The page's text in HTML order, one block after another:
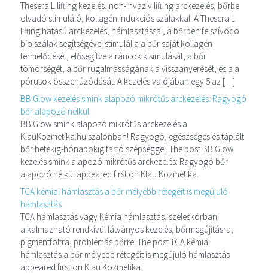
Thesera L lifting kezelés, non-invazív lifting arckezelés, bőrbe
olvadó stimuláló, kollagén indukciós szálakkal. A Thesera L
lifting hatású arckezelés, hámlasztással, a bőrben felszívódo
bio szálak segítségével stimulálja a bőr saját kollagén
termelődését, elősegítve a ráncok kisimulását, a bőr
tömörségét, a bőr rugalmasságának a visszanyerését, és a a
pórusok összehúzódását. A kezelés valójában egy 5 az […]
BB Glow kezelés smink alapozó mikrótűs arckezelés: Ragyogó
bőr alapozó nélkül
BB Glow smink alapozó mikrótűs arckezelés a
KlauKozmetika.hu szalonban! Ragyogó, egészséges és táplált
bőr hetekig-hónapokig tartó szépséggel. The post BB Glow
kezelés smink alapozó mikrótűs arckezelés: Ragyogó bőr
alapozó nélkül appeared first on Klau Kozmetika.
TCA kémiai hámlasztás a bőr mélyebb rétegéit is megújuló
hámlasztás
TCA hámlasztás vagy Kémia hámlasztás, széleskörban
alkalmazható rendkívül látványos kezelés, bőrmegújításra,
pigmentfoltra, problémás bőrre. The post TCA kémiai
hámlasztás a bőr mélyebb rétegéit is megújuló hámlasztás
appeared first on Klau Kozmetika.